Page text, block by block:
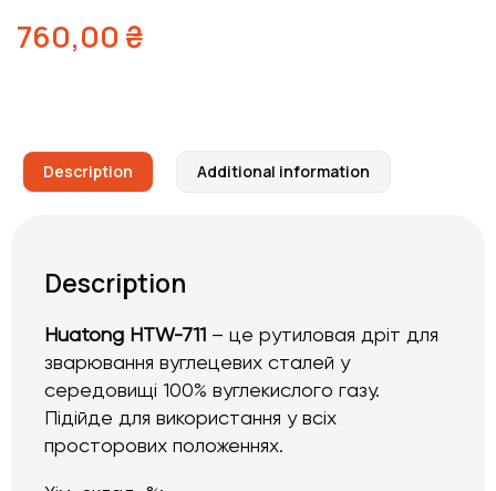
760,00 ₴
Description Additional information
Description
Huatong HTW-711 – це рутиловая дріт для
зварювання вуглецевих сталей у
середовищі 100% вуглекислого газу.
Підійде для використання у всіх
просторових положеннях.